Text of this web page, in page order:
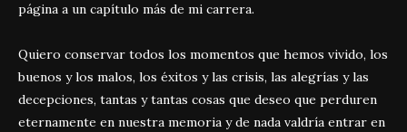
página a un capítulo más de mi carrera.
Quiero conservar todos los momentos que hemos vivido, los
buenos y los malos, los éxitos y las crisis, las alegrías y las
decepciones, tantas y tantas cosas que deseo que perduren
eternamente en nuestra memoria y de nada valdría entrar en